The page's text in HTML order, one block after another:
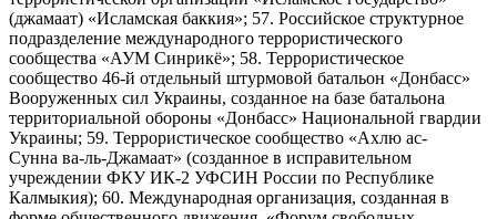
(джамаат) «Исламская баккия»; 57. Российское структурное
подразделение международного террористического
сообщества «АУМ Синрикё»; 58. Террористическое
сообщество 46-й отдельный штурмовой батальон «Донбасс»
Вооруженных сил Украины, созданное на базе батальона
территориальной обороны «Донбасс» Национальной гвардии
Украины; 59. Террористическое сообщество «Ахлю ас-
Сунна ва-ль-Джамаат» (созданное в исправительном
учреждении ФКУ ИК-2 УФСИН России по Республике
Калмыкия); 60. Международная организация, созданная в